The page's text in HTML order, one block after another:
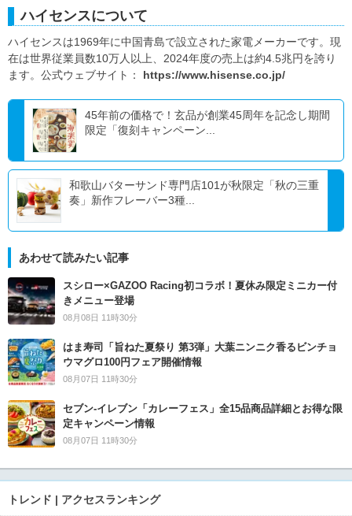
ハイセンスについて
ハイセンスは1969年に中国青島で設立された家電メーカーです。現
在は世界従業員数10万人以上、2024年度の売上は約4.5兆円を誇り
ます。公式ウェブサイト： https://www.hisense.co.jp/
45年前の価格で！玄品が創業45周年を記念し期間
限定「復刻キャンペーン...
和歌山バターサンド専門店101が秋限定「秋の三重
奏」新作フレーバー3種...
あわせて読みたい記事
スシロー×GAZOO Racing初コラボ！夏休み限定ミニカー付
きメニュー登場
08月08日 11時30分
はま寿司「旨ねた夏祭り 第3弾」大葉ニンニク香るビンチョ
ウマグロ100円フェア開催情報
08月07日 11時30分
セブン‐イレブン「カレーフェス」全15品商品詳細とお得な限
定キャンペーン情報
08月07日 11時30分
トレンド | アクセスランキング